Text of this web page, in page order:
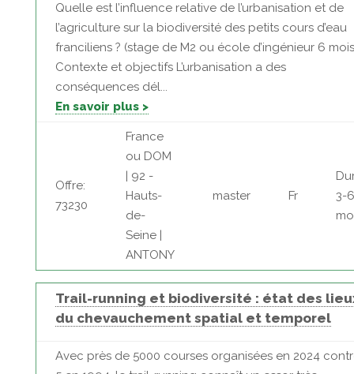
Quelle est l’influence relative de l’urbanisation et de
l’agriculture sur la biodiversité des petits cours d’eau
franciliens ? (stage de M2 ou école d’ingénieur 6
Contexte et objectifs L’urbanisation a des
conséquences dél...
En savoir plus >
Offre:
73230
France
ou DOM
| 92 -
Hauts-
de-
Seine |
ANTONY
master Fr
3-6
Trail-running et biodiversité : état des
du chevauchement spatial et temporel
Avec près de 5000 courses organisées en 2024